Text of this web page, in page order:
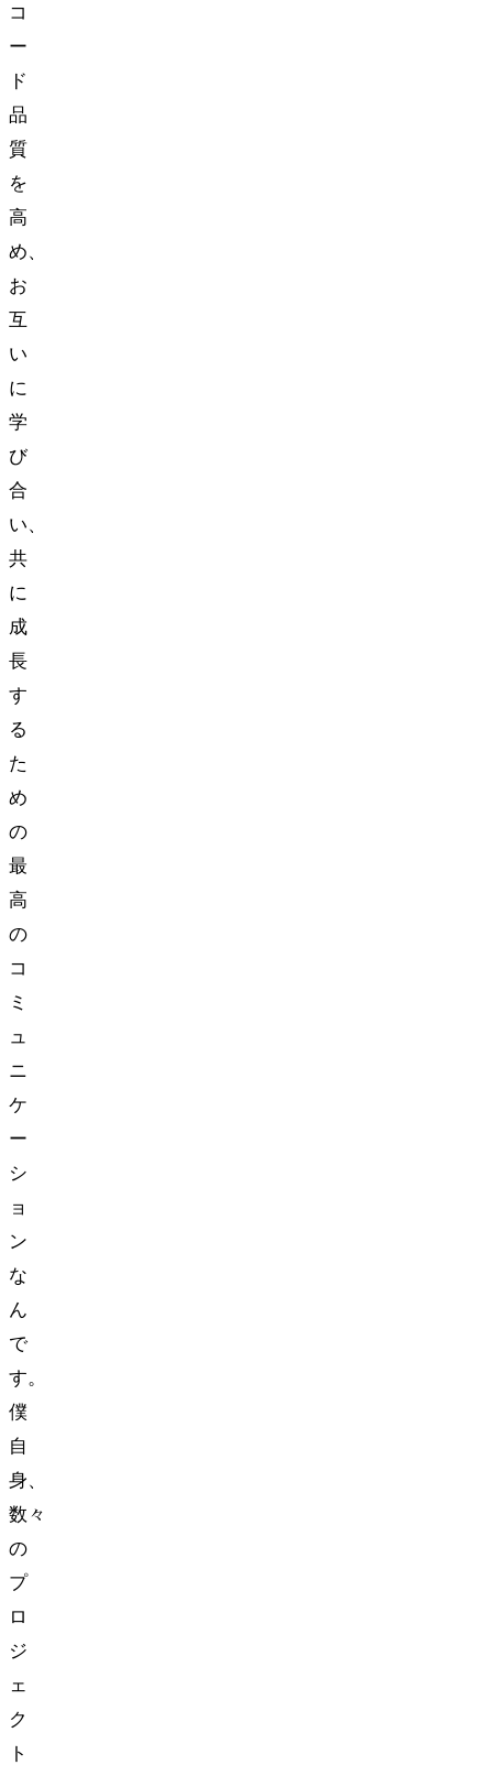
コ
ー
ド
品
質
を
高
め、
お
互
い
に
学
び
合
い、
共
に
成
長
す
る
た
め
の
最
高
の
コ
ミ
ュ
ニ
ケ
ー
シ
ョ
ン
な
ん
で
す。
僕
自
身、
数々
の
プ
ロ
ジ
ェ
ク
ト